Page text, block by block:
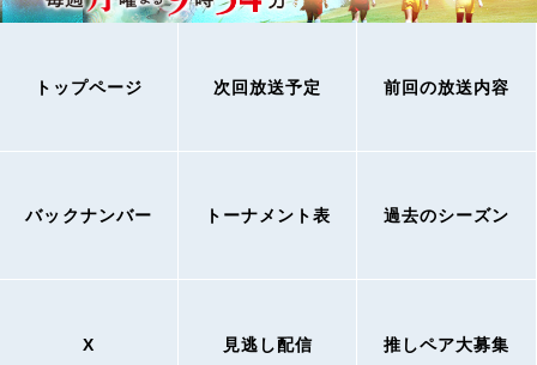
トップページ 次回放送予定 前回の放送内容
バックナンバー トーナメント表 過去のシーズン
X 見逃し配信 推しペア大募集